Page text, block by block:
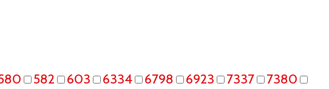
582 603 6334 6798 6923 7337
7380